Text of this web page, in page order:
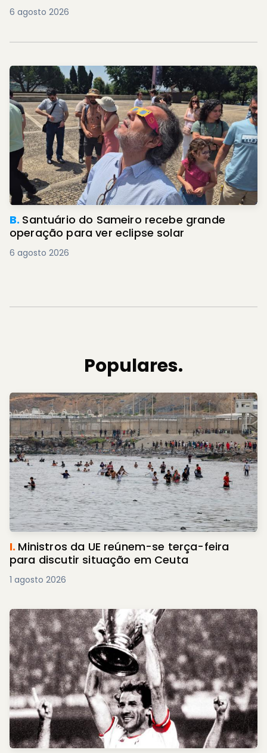
6 agosto 2026
B. Santuário do Sameiro recebe grande
operação para ver eclipse solar
6 agosto 2026
Populares.
I. Ministros da UE reúnem-se terça-feira
para discutir situação em Ceuta
1 agosto 2026